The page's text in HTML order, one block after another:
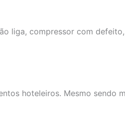
liga, compressor com
hoteleiros. Mesmo sendo